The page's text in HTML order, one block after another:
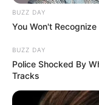
BUZZ DAY
You Won't
BUZZ DAY
Police Shocked By
Tracks